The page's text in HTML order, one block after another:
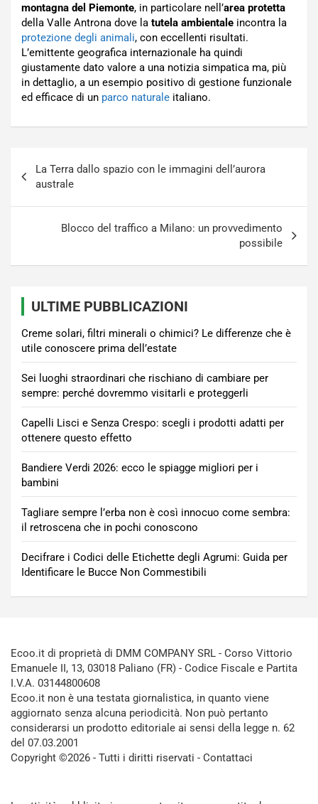
montagna del Piemonte, in particolare nell’area protetta
della Valle Antrona dove la tutela ambientale incontra la
protezione degli animali, con eccellenti risultati.
L’emittente geografica internazionale ha quindi
giustamente dato valore a una notizia simpatica ma, più
in dettaglio, a un esempio positivo di gestione funzionale
ed efficace di un parco naturale italiano.
articoli
La Terra dallo spazio con le immagini dell’aurora
australe
Blocco del traffico a Milano: un provvedimento
possibile
ULTIME PUBBLICAZIONI
Creme solari, filtri minerali o chimici? Le differenze che è
utile conoscere prima dell’estate
Sei luoghi straordinari che rischiano di cambiare per
sempre: perché dovremmo visitarli e proteggerli
Capelli Lisci e Senza Crespo: scegli i prodotti adatti per
ottenere questo effetto
Bandiere Verdi 2026: ecco le spiagge migliori per i
bambini
Tagliare sempre l’erba non è così innocuo come sembra:
il retroscena che in pochi conoscono
Decifrare i Codici delle Etichette degli Agrumi: Guida per
Identificare le Bucce Non Commestibili
Ecoo.it di proprietà di DMM COMPANY SRL - Corso Vittorio
Emanuele II, 13, 03018 Paliano (FR) - Codice Fiscale e Partita
I.V.A. 03144800608
Ecoo.it non è una testata giornalistica, in quanto viene
aggiornato senza alcuna periodicità. Non può pertanto
considerarsi un prodotto editoriale ai sensi della legge n. 62
del 07.03.2001
Copyright ©2026 - Tutti i diritti riservati - Contattaci